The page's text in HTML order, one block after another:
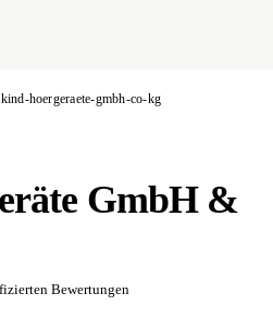
kind-hoergeraete-gmbh-co-kg
GmbH &
Bewertungen